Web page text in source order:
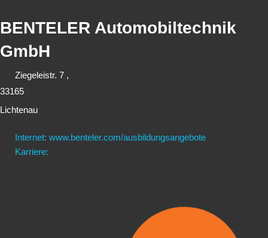
BENTELER Automobiltechnik
GmbH
Ziegeleistr. 7 ,
33165
Lichtenau
Internet: www.benteler.com/ausbildungsangebote
Karriere: